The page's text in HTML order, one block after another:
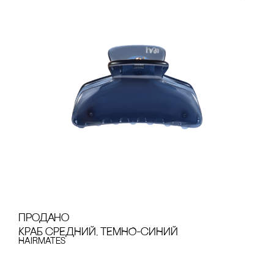
продано
КРАБ сРЕДНИЙ, ТЕМНО-сИНИЙ
Hairmates